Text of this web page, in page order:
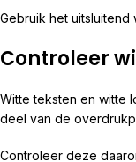
Gebruik het
Controleer
Witte teksten en witte
deel van de
Controleer deze